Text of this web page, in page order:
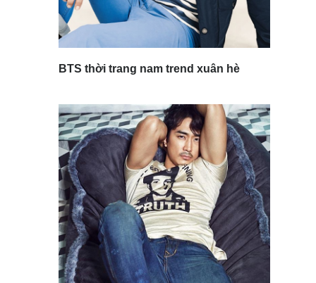
BTS thời trang nam trend xuân hè